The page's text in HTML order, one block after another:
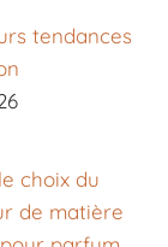
tendances
choix du
de matière